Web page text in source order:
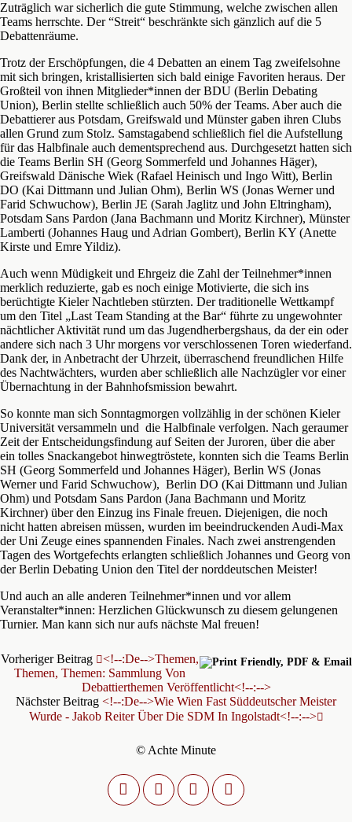
Zuträglich war sicherlich die gute Stimmung, welche zwischen allen
Teams herrschte. Der “Streit“ beschränkte sich gänzlich auf die 5
Debattenräume.
Trotz der Erschöpfungen, die 4 Debatten an einem Tag zweifelsohne
mit sich bringen, kristallisierten sich bald einige Favoriten heraus. Der
Großteil von ihnen Mitglieder*innen der BDU (Berlin Debating
Union), Berlin stellte schließlich auch 50% der Teams. Aber auch die
Debattierer aus Potsdam, Greifswald und Münster gaben ihren Clubs
allen Grund zum Stolz. Samstagabend schließlich fiel die Aufstellung
für das Halbfinale auch dementsprechend aus. Durchgesetzt hatten sich
die Teams Berlin SH (Georg Sommerfeld und Johannes Häger),
Greifswald Dänische Wiek (Rafael Heinisch und Ingo Witt), Berlin
DO (Kai Dittmann und Julian Ohm), Berlin WS (Jonas Werner und
Farid Schwuchow), Berlin JE (Sarah Jaglitz und John Eltringham),
Potsdam Sans Pardon (Jana Bachmann und Moritz Kirchner), Münster
Lamberti (Johannes Haug und Adrian Gombert), Berlin KY (Anette
Kirste und Emre Yildiz).
Auch wenn Müdigkeit und Ehrgeiz die Zahl der Teilnehmer*innen
merklich reduzierte, gab es noch einige Motivierte, die sich ins
berüchtigte Kieler Nachtleben stürzten. Der traditionelle Wettkampf
um den Titel „Last Team Standing at the Bar“ führte zu ungewohnter
nächtlicher Aktivität rund um das Jugendherbergshaus, da der ein oder
andere sich nach 3 Uhr morgens vor verschlossenen Toren wiederfand.
Dank der, in Anbetracht der Uhrzeit, überraschend freundlichen Hilfe
des Nachtwächters, wurden aber schließlich alle Nachzügler vor einer
Übernachtung in der Bahnhofsmission bewahrt.
So konnte man sich Sonntagmorgen vollzählig in der schönen Kieler
Universität versammeln und die Halbfinale verfolgen. Nach geraumer
Zeit der Entscheidungsfindung auf Seiten der Juroren, über die aber
ein tolles Snackangebot hinwegtröstete, konnten sich die Teams Berlin
SH (Georg Sommerfeld und Johannes Häger), Berlin WS (Jonas
Werner und Farid Schwuchow), Berlin DO (Kai Dittmann und Julian
Ohm) und Potsdam Sans Pardon (Jana Bachmann und Moritz
Kirchner) über den Einzug ins Finale freuen. Diejenigen, die noch
nicht hatten abreisen müssen, wurden im beeindruckenden Audi-Max
der Uni Zeuge eines spannenden Finales. Nach zwei anstrengenden
Tagen des Wortgefechts erlangten schließlich Johannes und Georg von
der Berlin Debating Union den Titel der norddeutschen Meister!
Und auch an alle anderen Teilnehmer*innen und vor allem
Veranstalter*innen: Herzlichen Glückwunsch zu diesem gelungenen
Turnier. Man kann sich nur aufs nächste Mal freuen!
Vorheriger Beitrag
<!--:de-->Themen,
Themen, Themen: Sammlung Von
Debattierthemen Veröffentlicht<!--:-->
Nächster Beitrag <!--:de-->Wie Wien Fast Süddeutscher Meister
Wurde - Jakob Reiter Über Die SDM In Ingolstadt<!--:-->
© Achte Minute